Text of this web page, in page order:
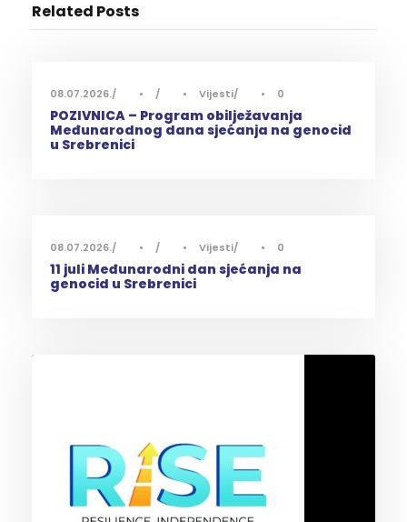
Related Posts
08.07.2026. • • Vijesti • 0
POZIVNICA – Program obilježavanja
Međunarodnog dana sjećanja na genocid
u Srebrenici
08.07.2026. • • Vijesti • 0
11 juli Međunarodni dan sjećanja na
genocid u Srebrenici